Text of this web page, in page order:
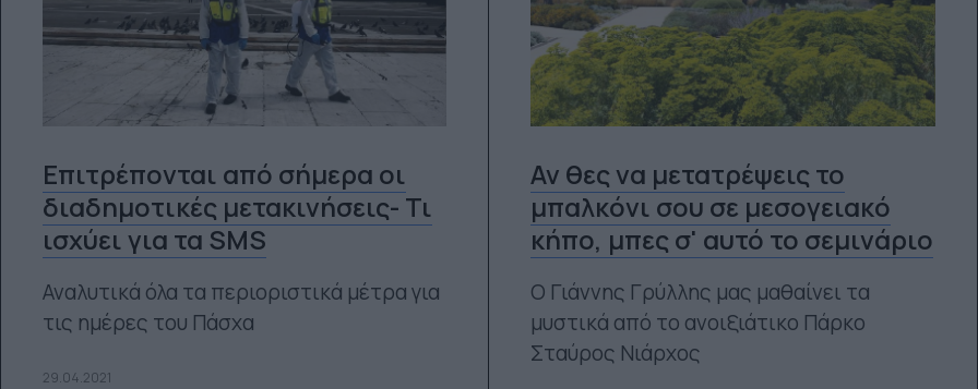
Επιτρέπονται από σήμερα οι
διαδημοτικές μετακινήσεις- Τι
ισχύει για τα SMS
Αναλυτικά όλα τα περιοριστικά μέτρα για
τις ημέρες του Πάσχα
29.04.2021
Αν θες να μετατρέψεις το
μπαλκόνι σου σε μεσογειακό
κήπο, μπες σ' αυτό το σεμινάριο
Ο Γιάννης Γρύλλης μας μαθαίνει τα
μυστικά από το ανοιξιάτικο Πάρκο
Σταύρος Νιάρχος